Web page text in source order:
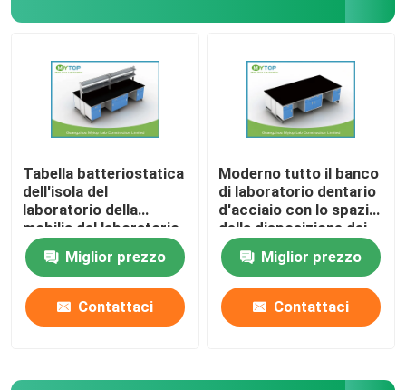
Tabella batteriostatica
dell'isola del
laboratorio della
mobilia del laboratorio
dell'ospedale per la
struttura della sala
pulita C
Miglior prezzo
Contattaci
Moderno tutto il banco
di laboratorio dentario
d'acciaio con lo spazio
della disposizione dei
posti a sedere per
l'ospedale/clinica
Miglior prezzo
Contattaci